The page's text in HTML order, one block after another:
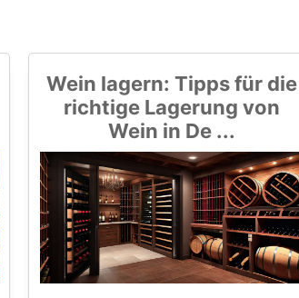
Wein lagern: Tipps für die
richtige Lagerung von
Wein in De ...